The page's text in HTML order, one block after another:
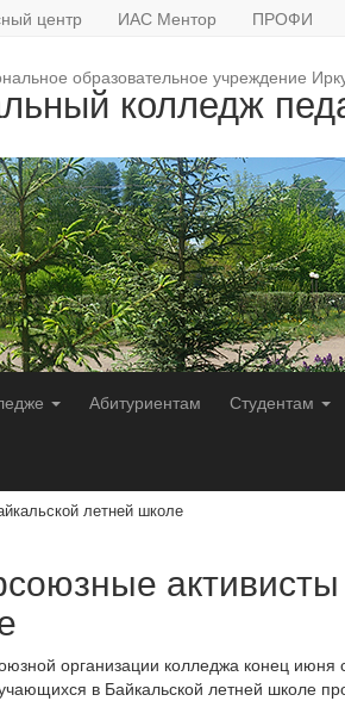
центр ИАС Ментор ПРОФИ
образовательное учреждение
колледж
Абитуриентам Студентам
летней школе
организации колледжа конец
в Байкальской летней школе